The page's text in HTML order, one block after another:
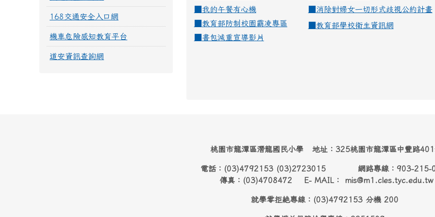
我的午餐有心機
消除對婦女一切形式歧視公約計畫
教育部防制校園霸凌專區
教育部學校衛生資訊網
書包減重宣導影片
168交通安全入口網
機車危險感知教育平台
道安資訊查詢網
桃園市龍潭區潛龍國民小學 地址：325桃園市龍潭區中豐路
電話：(03)4792153 (03)2723015 網路專線：903-215-
傳真：(03)4708472 E- MAIL： mis@m1.cles.tyc.edu.tw
就學零拒絶專線：(03)4792153 分機 200